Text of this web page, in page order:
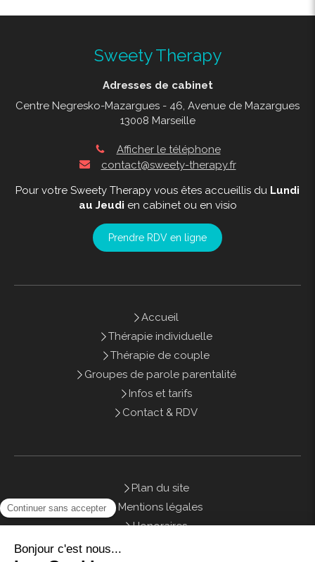
Sweety Therapy
Adresses de cabinet
Centre Negresko-Mazargues - 46, Avenue de Mazargues
13008 Marseille
Afficher le téléphone
contact@sweety-therapy.fr
Pour votre Sweety Therapy vous êtes accueillis du Lundi
au Jeudi en cabinet ou en visio
Prendre RDV en ligne
Accueil
Thérapie individuelle
Thérapie de couple
Groupes de parole parentalité
Infos et tarifs
Contact & RDV
Plan du site
Mentions légales
Honoraires